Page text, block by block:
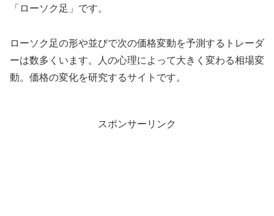
「ローソク足」です。
ローソク足の形や並びで次の価格変動を予測するトレーダ
ーは数多くいます。人の心理によって大きく変わる相場変
動。価格の変化を研究するサイトです。
スポンサーリンク